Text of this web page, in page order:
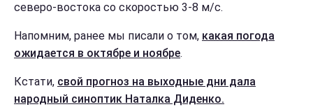
северо-востока со скоростью 3-8 м/с.
Напомним, ранее мы писали о том, какая погода
ожидается в октябре и ноябре.
Кстати, свой прогноз на выходные дни дала
народный синоптик Наталка Диденко.